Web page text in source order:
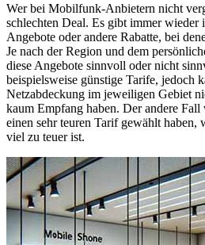
Wer bei Mobilfunk-Anbietern nicht
schlechten Deal. Es gibt immer wieder
Angebote oder andere Rabatte, bei
Je nach der Region und dem
diese Angebote sinnvoll oder nicht
beispielsweise günstige Tarife, jedoch
Netzabdeckung im jeweiligen Gebiet
kaum Empfang haben. Der andere Fall
einen sehr teuren Tarif gewählt haben,
viel zu teuer ist.